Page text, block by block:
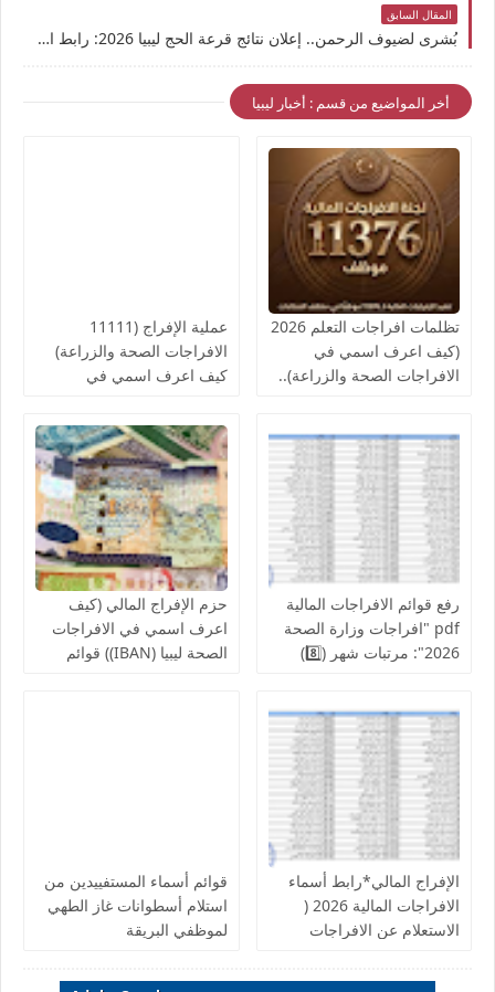
المقال السابق
بُشرى لضيوف الرحمن.. إعلان نتائج قرعة الحج ليبيا 2026: رابط الاستعلام المباشر عبر منصة حجاج وكشوف الأسماء النهائية
أخر المواضيع من قسم : أخبار ليبيا
تظلمات افراجات التعلم 2026
(كيف اعرف اسمي في
الافراجات الصحة والزراعة)..
الصحة ومراقبات التعليم
عملية الإفراج (11111
الافراجات الصحة والزراعة)
كيف اعرف اسمي في
لإنجاز الإفراج المالي عن
رواتب الموظفين لشهر
أغسطس
رفع قوائم الافراجات المالية
pdf "افراجات وزارة الصحة
2026": مرتبات شهر (8️⃣)
الوطني للبحوث الطبية
والكليات التقنية والمعاهد
حزم الإفراج المالي (كيف
اعرف اسمي في الافراجات
الصحة ليبيا (IBAN)) قوائم
الإفراج المالي*رابط أسماء
الافراجات المالية 2026 (
الاستعلام عن الافراجات
تبدأ بصرف دفعات شهرية
قوائم أسماء المستفييدين من
استلام أسطوانات غاز الطهي
لموظفي البريقة